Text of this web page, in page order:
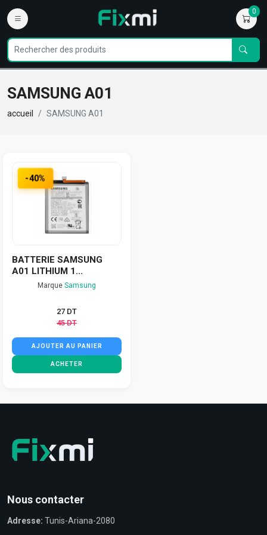
0
SAMSUNG A01
accueil SAMSUNG A01
-40%
BATTERIE SAMSUNG
A01 LITHIUM 1...
Marque Samsung
27 DT
45 DT
AJOUTER AU PANIER
ACHETER
Nous contacter
Adresse: Tunis-Ariana-2080